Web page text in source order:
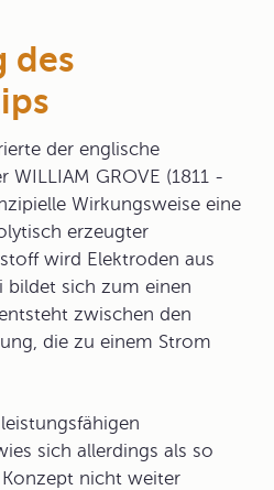
des
der englische
WILLIAM GROVE (1811 -
Wirkungsweise eine
erzeugter
wird Elektroden aus
bildet sich zum einen
zwischen den
die zu einem Strom
sich allerdings als so
nicht weiter